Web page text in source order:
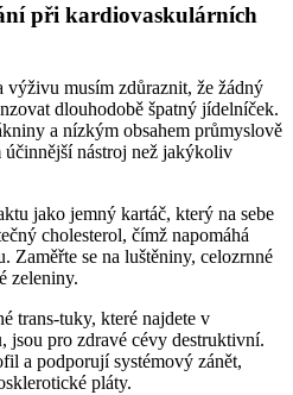
při kardiovaskulárních
musím zdůraznit, že žádný
dlouhodobě špatný jídelníček.
a nízkým obsahem průmyslově
nástroj než jakýkoliv
jako jemný kartáč, který na sebe
cholesterol, čímž napomáhá
Zaměřte se na luštěniny, celozrnné
zeleniny.
trans-tuky, které najdete v
jsou pro zdravé cévy destruktivní.
a podporují systémový zánět,
pláty.